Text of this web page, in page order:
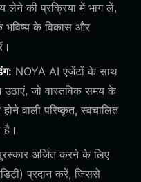
लेने की प्रक्रिया में भाग लें,
भविष्य के विकास और
NOYA AI एजेंटों के साथ
जो वास्तविक समय के
वाली परिष्कृत, स्वचालित
है।
अर्जित करने के लिए
प्रदान करें, जिससे